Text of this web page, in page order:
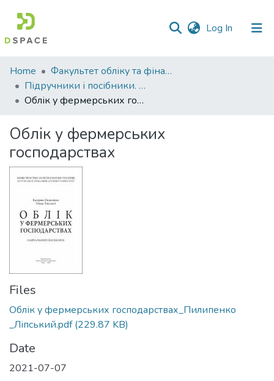
Log In (current)
Communities
&
Collections
Statistics
Home
Факультет обліку та фінансів
Підручники і посібники. Факультет обліку та фінансів
Облік у фермерських господарствах
Облік у фермерських
господарствах
Files
Облік у фермерських господарствах_Пилипенко
_Ліпський.pdf(229.87 KB)
Date
2021-07-07